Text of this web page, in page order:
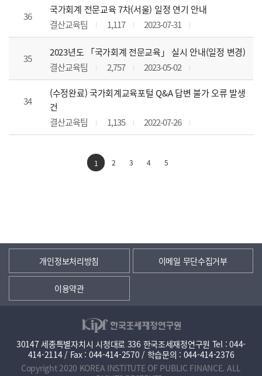
36
국가회계 전문교육 7차(서울) 일정 연기 안내
결산교육팀
1,117 2023-07-31
35
2023년도 「국가회계 전문교육」 실시 안내(일정 변경)
결산교육팀
2,757 2023-05-02
34
(수정완료) 국가회계교육포털 Q&A 답변 불가 오류 발생
건
결산교육팀
1,135 2022-07-26
1 2 3 4 5
개인정보처리방침 이메일 무단수집거부
이용약관
30147 세종특별자치시 시청대로 336 한국조세재정연구원 Tel : 044-
414-2114 / Fax : 044-414-2570 / 학습문의 : 044-414-2376
Copyright 2020 KOREA INSTITUTE OF PUBLIC FINANCE. ALL